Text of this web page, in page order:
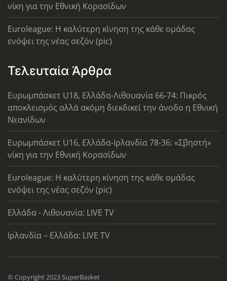
νίκη για την Εθνική Κορασίδων
Euroleague: Η καλύτερη κίνηση της κάθε ομάδας
ενόψει της νέας σεζόν (pic)
Τελευταία Άρθρα
Ευρωμπάσκετ U18, Ελλάδα-Λιθουανία 66-74: Πικρός
αποκλεισμός αλλά ακόμη διεκδικεί την άνοδο η Εθνική
Νεανίδων
Ευρωμπάσκετ U16, Ελλάδα-Ιρλανδία 78-36: «Σβηστή»
νίκη για την Εθνική Κορασίδων
Euroleague: Η καλύτερη κίνηση της κάθε ομάδας
ενόψει της νέας σεζόν (pic)
Ελλάδα - Λιθουανία: LIVE TV
Ιρλανδία – Ελλάδα: LIVE TV
© Copyright 2023 SuperBasket